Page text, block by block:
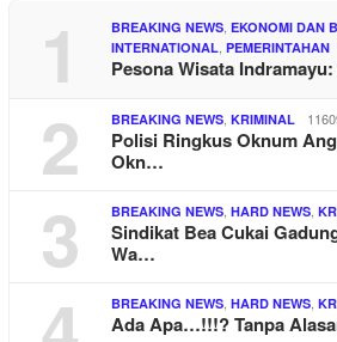
1 BREAKING NEWS EKONOMI DAN
INTERNATIONAL PEMERINTAHAN
Pesona Wisata
2 BREAKING NEWS KRIMINAL
Polisi Ringkus Oknum
Okn…
3 BREAKING NEWS HARD NEWS
Sindikat Bea Cukai
Wa…
BREAKING NEWS HARD NEWS
Ada Apa…!!!? Tanpa